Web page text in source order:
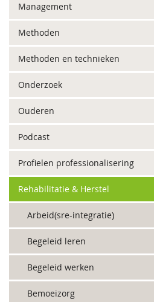
Management
Methoden
Methoden en technieken
Onderzoek
Ouderen
Podcast
Profielen professionalisering
Rehabilitatie & Herstel
Arbeid(sre-integratie)
Begeleid leren
Begeleid werken
Bemoeizorg